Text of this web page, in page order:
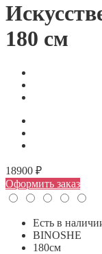
180 см
18900 ₽
Оформить заказ
Есть в
BINOSHE
180см